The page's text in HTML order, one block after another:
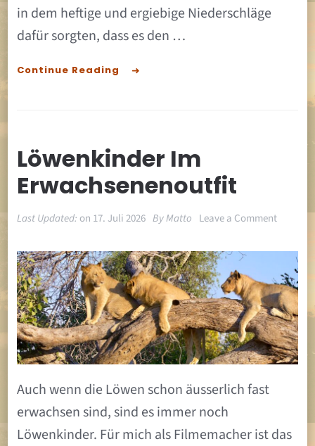
in dem heftige und ergiebige Niederschläge
dafür sorgten, dass es den …
Continue Reading
Löwenkinder Im
Erwachsenenoutfit
Last Updated:on 17. Juli 2026 ByMatto Leave a Commenton
Auch wenn die Löwen schon äusserlich fast
erwachsen sind, sind es immer noch
Löwenkinder. Für mich als Filmemacher ist das